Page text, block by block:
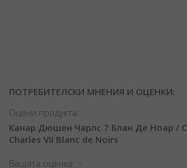
ПОТРЕБИТЕЛСКИ МНЕНИЯ И ОЦЕНКИ:
Оцени продукта:
Канар Дюшен Чарлс 7 Блан Де Ноар / Canard-Duchene
Charles VII Blanc de Noirs
Вашата оценка